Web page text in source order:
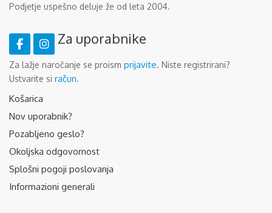
Podjetje uspešno deluje že od leta 2004.
Za uporabnike
Za lažje naročanje se proism prijavite. Niste registrirani?
Ustvarite si račun.
Košarica
Nov uporabnik?
Pozabljeno geslo?
Okoljska odgovornost
Splošni pogoji poslovanja
Informazioni generali